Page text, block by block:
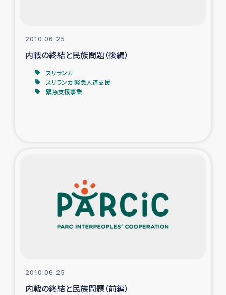
タイ国境ミャンマー移民子ども支援
漁民によるマングローブ植林活動
レバノンでのシリア難民への教育支援事業
2010.06.25
内戦の終結と民族問題（後編）
スリランカ
スリランカ 緊急人道支援
緊急支援事業
2010.06.25
内戦の終結と民族問題（前編）